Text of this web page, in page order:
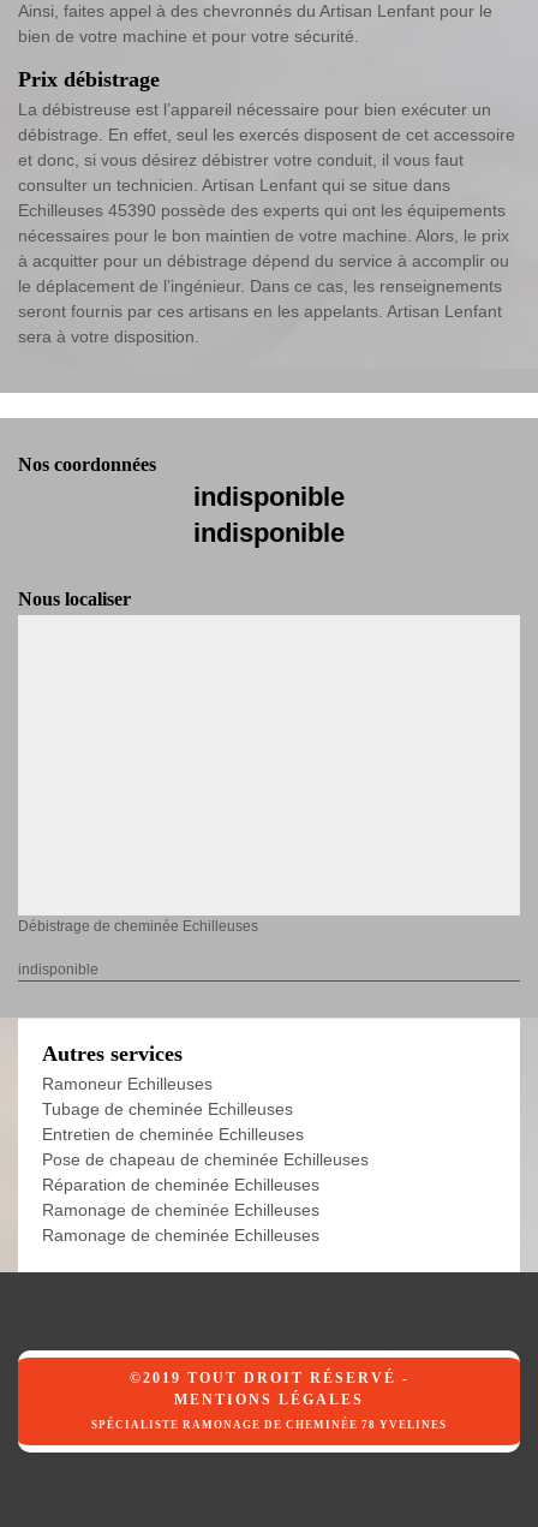
Ainsi, faites appel à des chevronnés du Artisan Lenfant pour le
bien de votre machine et pour votre sécurité.
Prix débistrage
La débistreuse est l’appareil nécessaire pour bien exécuter un
débistrage. En effet, seul les exercés disposent de cet accessoire
et donc, si vous désirez débistrer votre conduit, il vous faut
consulter un technicien. Artisan Lenfant qui se situe dans
Echilleuses 45390 possède des experts qui ont les équipements
nécessaires pour le bon maintien de votre machine. Alors, le prix
à acquitter pour un débistrage dépend du service à accomplir ou
le déplacement de l’ingénieur. Dans ce cas, les renseignements
seront fournis par ces artisans en les appelants. Artisan Lenfant
sera à votre disposition.
Nos coordonnées
indisponible
indisponible
Nous localiser
Débistrage de cheminée Echilleuses
indisponible
Autres services
Ramoneur Echilleuses
Tubage de cheminée Echilleuses
Entretien de cheminée Echilleuses
Pose de chapeau de cheminée Echilleuses
Réparation de cheminée Echilleuses
Ramonage de cheminée Echilleuses
Ramonage de cheminée Echilleuses
©2019 TOUT DROIT RÉSERVÉ -
MENTIONS LÉGALES
SPÉCIALISTE RAMONAGE DE CHEMINÉE 78 YVELINES